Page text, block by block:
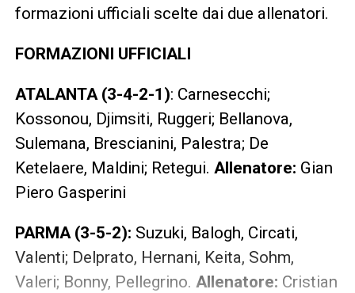
formazioni ufficiali scelte dai due allenatori.
FORMAZIONI UFFICIALI
ATALANTA (3-4-2-1): Carnesecchi;
Kossonou, Djimsiti, Ruggeri; Bellanova,
Sulemana, Brescianini, Palestra; De
Ketelaere, Maldini; Retegui. Allenatore: Gian
Piero Gasperini
PARMA (3-5-2): Suzuki, Balogh, Circati,
Valenti; Delprato, Hernani, Keita, Sohm,
Valeri; Bonny, Pellegrino. Allenatore: Cristian